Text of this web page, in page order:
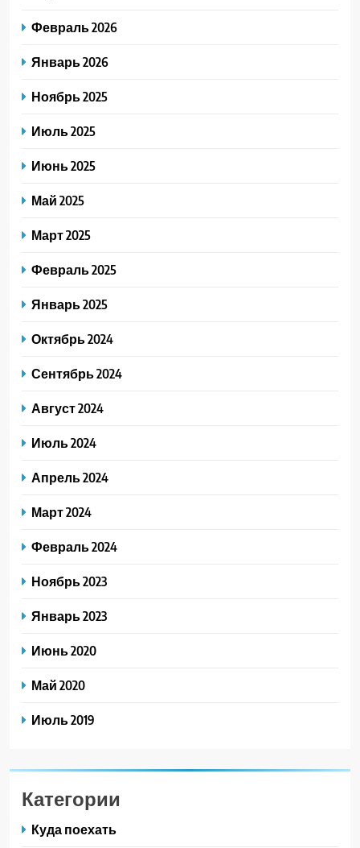
Февраль 2026
Январь 2026
Ноябрь 2025
Июль 2025
Июнь 2025
Май 2025
Март 2025
Февраль 2025
Январь 2025
Октябрь 2024
Сентябрь 2024
Август 2024
Июль 2024
Апрель 2024
Март 2024
Февраль 2024
Ноябрь 2023
Январь 2023
Июнь 2020
Май 2020
Июль 2019
Категории
Куда поехать